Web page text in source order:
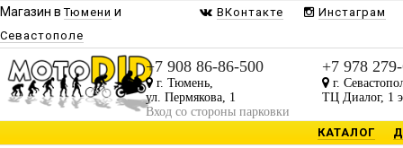
Магазин вТюмени и
Севастополе
ВКонтакте Инстаграм
+7 908 86-86-500
г. Тюмень,
ул. Пермякова, 1
Вход со стороны парковки
+7 978
г.
ТЦ Диалог, 1
КАТАЛОГ